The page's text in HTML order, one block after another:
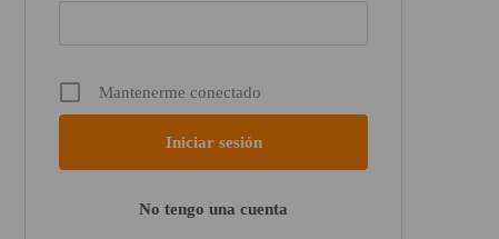
Mantenerme conectado
No tengo una cuenta